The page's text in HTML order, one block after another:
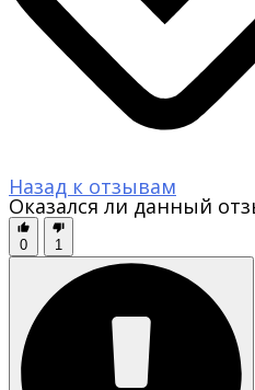
Назад к отзывам
Оказался ли данный
0 1